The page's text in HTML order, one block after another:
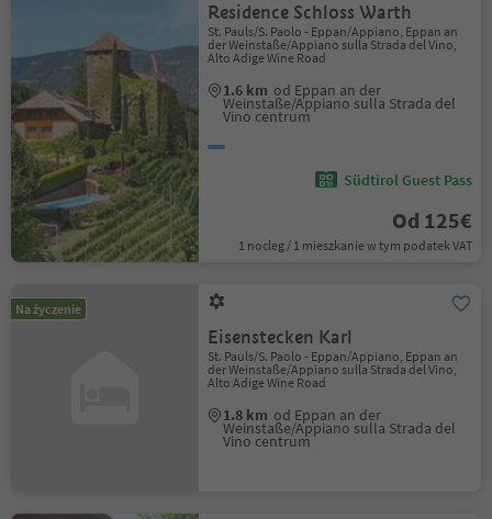
Residence Schloss Warth
St. Pauls/S. Paolo - Eppan/Appiano, Eppan an
der Weinstaße/Appiano sulla Strada del Vino,
Alto Adige Wine Road
1.6 km od Eppan an der
Weinstaße/Appiano sulla Strada del
Vino centrum
Südtirol Guest Pass
Od 125€
1 nocleg / 1 mieszkanie w tym podatek VAT
Na życzenie
Eisenstecken Karl
St. Pauls/S. Paolo - Eppan/Appiano, Eppan an
der Weinstaße/Appiano sulla Strada del Vino,
Alto Adige Wine Road
1.8 km od Eppan an der
Weinstaße/Appiano sulla Strada del
Vino centrum